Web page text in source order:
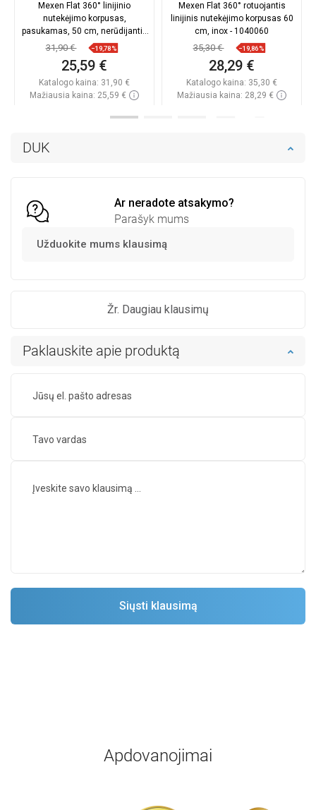
DUK
Ar neradote atsakymo?
Parašyk mums
Užduokite mums klausimą
Žr. Daugiau klausimų
Paklauskite apie produktą
Mexen Flat 360° linijinio
nutekėjimo korpusas,
pasukamas, 50 cm, nerūdijantis
plienas - 1040050
31,90 € −19,78%
25,59 €
Katalogo kaina: 31,90 €
Mažiausia kaina: 25,59 €
Mexen Flat 360° rotuojantis
linijinis nutekėjimo korpusas 60
cm, inox - 1040060
35,30 € −19,86%
28,29 €
Katalogo kaina: 35,30 €
Mažiausia kaina: 28,29 €
Apdovanojimai